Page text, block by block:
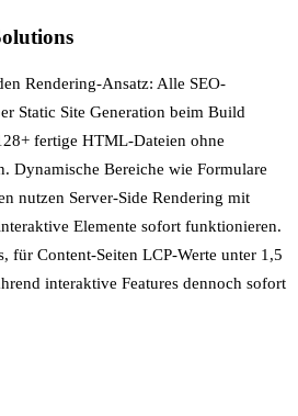
Rendering-Ansatz: Alle SEO-
Static Site Generation beim Build
fertige HTML-Dateien ohne
Dynamische Bereiche wie Formulare
nutzen Server-Side Rendering mit
Elemente sofort funktionieren.
für Content-Seiten LCP-Werte unter 1,5
interaktive Features dennoch sofort